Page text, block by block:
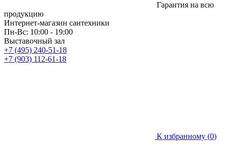
Гарантия на всю
продукцию
Интернет-магазин сантехники
Пн-Вс: 10:00 - 19:00
Выставочный зал
+7 (495) 240-51-18
+7 (903) 112-61-18
К избранному (0)